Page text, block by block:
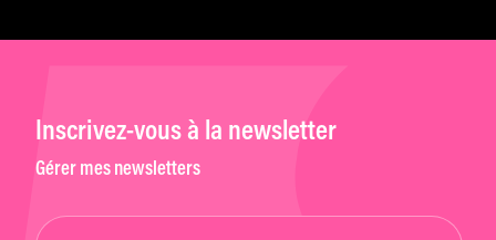
Inscrivez-vous à la newsletter
Gérer mes newsletters